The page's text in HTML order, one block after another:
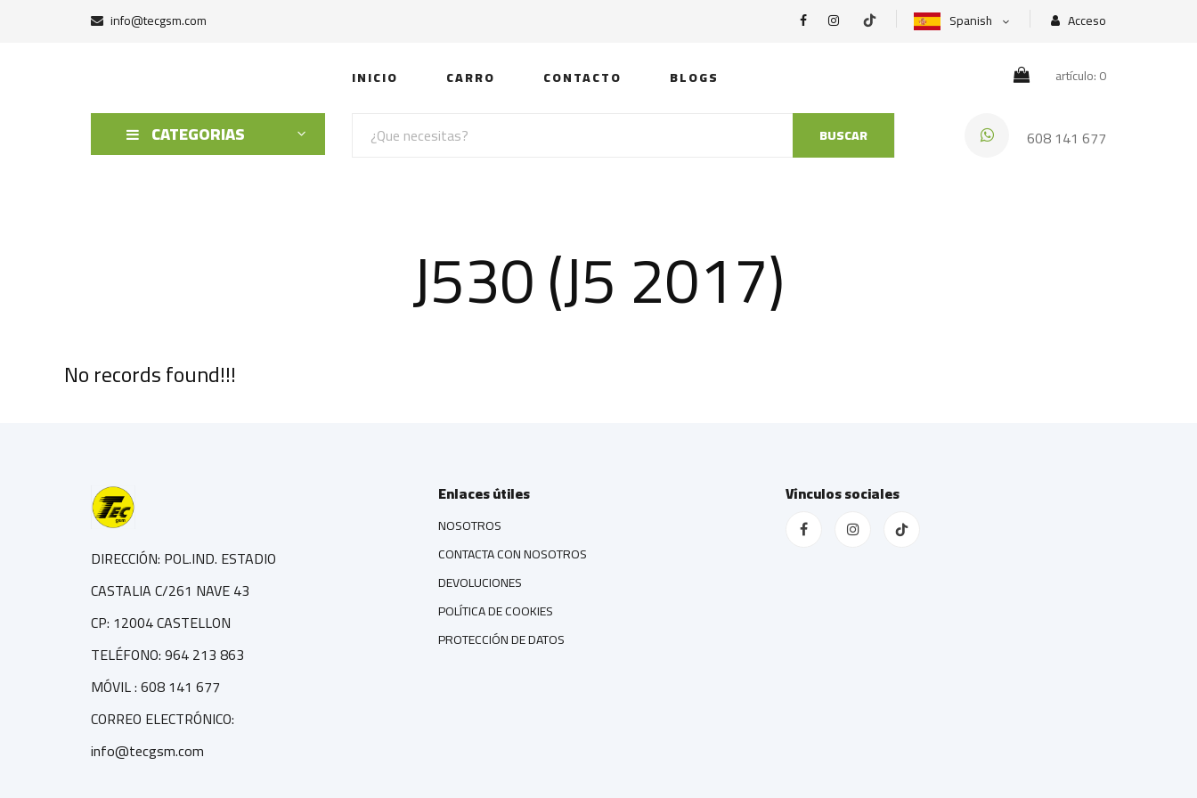
info@tecgsm.com Spanish Acceso
INICIO CARRO CONTACTO BLOGS artículo: 0
CATEGORIAS BUSCAR 608 141 677
J530 (J5 2017)
No records found!!!
DIRECCIÓN: POL.IND. ESTADIO
CASTALIA C/261 NAVE 43
CP: 12004 CASTELLON
TELÉFONO: 964 213 863
MÓVIL : 608 141 677
CORREO ELECTRÓNICO:
info@tecgsm.com
Enlaces útiles
NOSOTROS
CONTACTA CON NOSOTROS
DEVOLUCIONES
POLÍTICA DE COOKIES
PROTECCIÓN DE DATOS
Vínculos sociales